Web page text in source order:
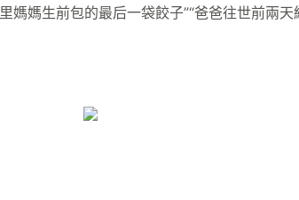
里媽媽生前包的最后一袋餃子”“爸爸往世前兩天